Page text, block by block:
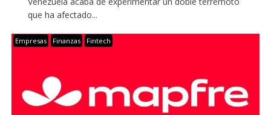
que ha afectado...
Empresas Finanzas Fintech